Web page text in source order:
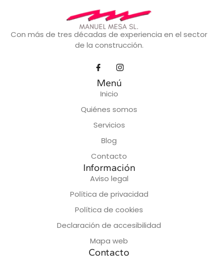
Con más de tres décadas de experiencia en el sector
de la construcción.
Menú
Inicio
Quiénes somos
Servicios
Blog
Contacto
Información
Aviso legal
Política de privacidad
Política de cookies
Declaración de accesibilidad
Mapa web
Contacto